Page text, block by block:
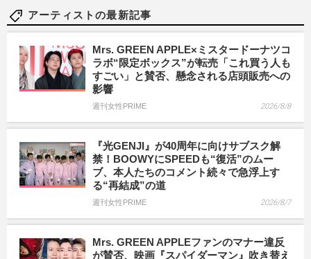
アーティストの最新記事
Mrs. GREEN APPLE×ミスタードーナツコ
ラボ“限定ボックス”が転売「これ買う人も
すごい」と賛否、懸念される店頭販売への
影響
週刊女性PRIME 2026/8/8
『光GENJI』が40周年に向けサブスク解
禁！BOOWYにSPEEDも“復活”のムー
ブ、本人たちのコメント続々で急浮上す
る“再結成”の道
週刊女性PRIME 2026/8/7
Mrs. GREEN APPLEファンのマナー違反
が賛否、映画『スパイダーマン』吹き替え